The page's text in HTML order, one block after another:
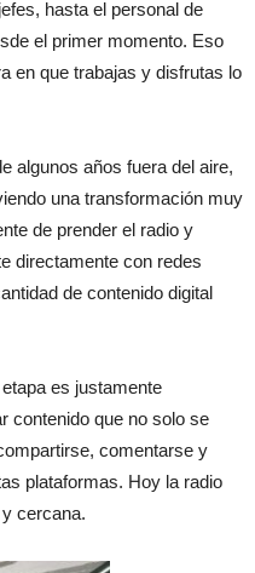
hasta el personal de
el primer momento. Eso
en que trabajas y disfrutas lo
algunos años fuera del aire,
una transformación muy
de prender el radio y
directamente con redes
de contenido digital
es justamente
contenido que no solo se
comentarse y
plataformas. Hoy la radio
cercana.